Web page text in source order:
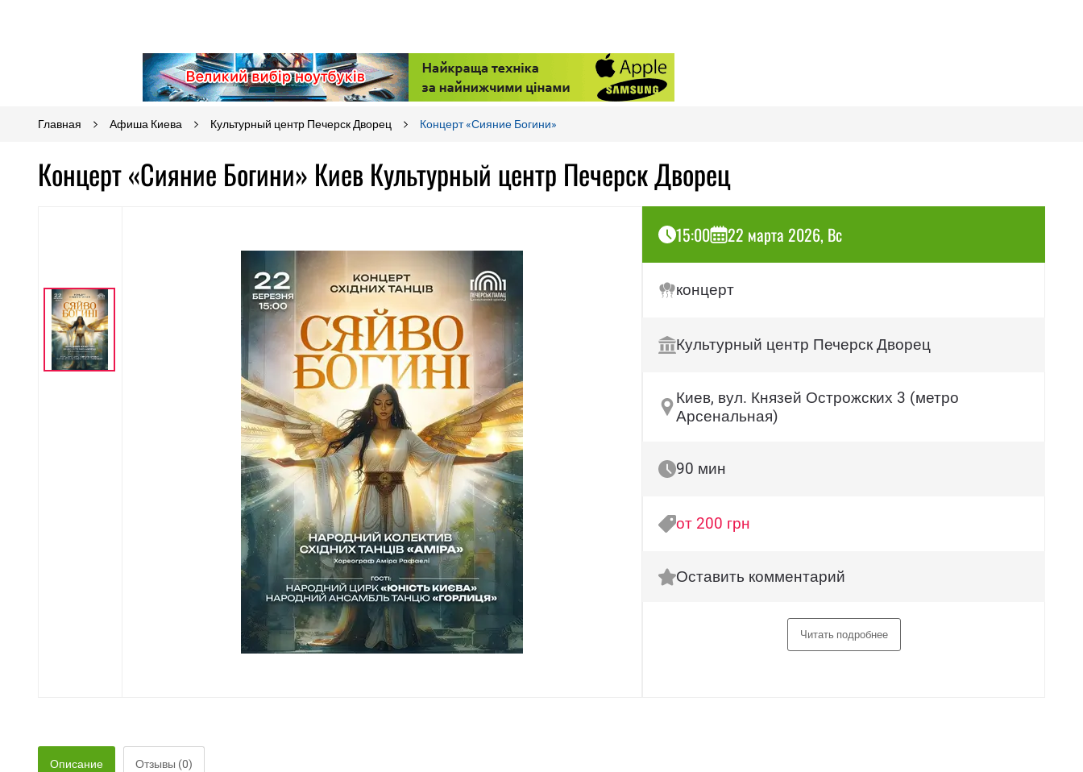
Главная Афиша Киева Культурный центр Печерск Дворец Концерт «Сияние Богини»
Концерт «Сияние Богини» Киев Культурный центр Печерск Дворец
15:00 22 марта 2026, Вс
концерт
Культурный центр Печерск Дворец
Киев, вул. Князей Острожских 3 (метро
Арсенальная)
90 мин
от 200 грн
Оставить комментарий
Читать подробнее
Описание Отзывы (0)